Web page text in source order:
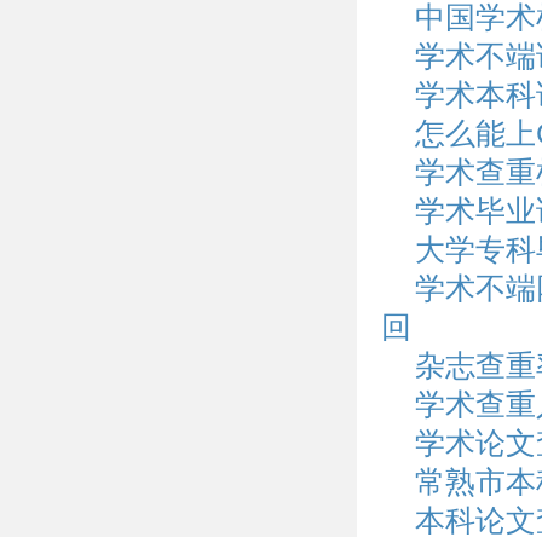
中国学
学术不
学术本
怎么能
学术查
学术毕
大学专
学术不
回
杂志查
学术查
学术论
常熟市
本科论